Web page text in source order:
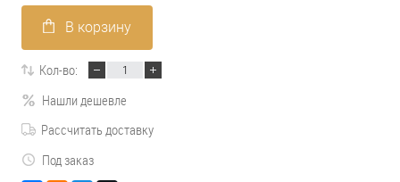
В корзину
Кол-во:
Нашли дешевле
Рассчитать доставку
Под заказ